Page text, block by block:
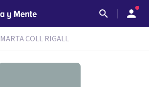
MARTA COLL RIGALL